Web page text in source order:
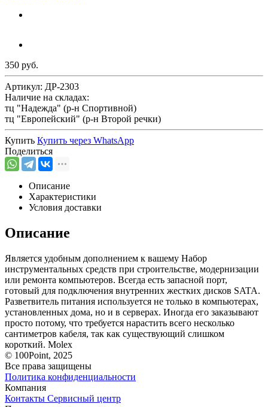
350 руб.
Артикул: ДР-2303
Наличие на складах:
тц "Надежда" (р-н Спортивной)
тц "Европейский" (р-н Второй речки)
Купить Купить через WhatsApp
Поделиться
Описание
Характеристики
Условия доставки
Описание
Является удобным дополнением к вашему Набор
инструментальных средств при строительстве, модернизации
или ремонта компьютеров. Всегда есть запасной порт,
готовый для подключения внутренних жестких дисков SATA.
Разветвитель питания используется не только в компьютерах,
установленных дома, но и в серверах. Иногда его заказывают
просто потому, что требуется нарастить всего несколько
сантиметров кабеля, так как существующий слишком
короткий. Molex
© 100Point, 2025
Все права защищены
Политика конфиденциальности
Компания
Контакты Сервисный центр